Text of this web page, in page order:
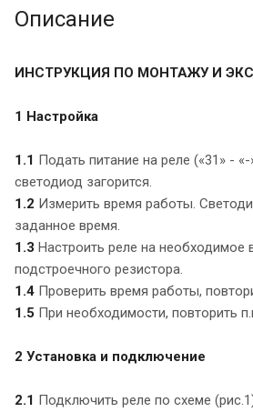
Описание
ИНСТРУКЦИЯ ПО МОНТАЖУ И
1 Настройка
1.1 Подать питание на реле («31» - «-
светодиод загорится.
1.2 Измерить время работы.
заданное время.
1.3 Настроить реле на
подстроечного резистора.
1.4 Проверить время работы,
1.5 При необходимости, повторить
2 Установка и подключение
2.1 Подключить реле по схеме